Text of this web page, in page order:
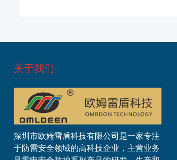
关于我们
深圳市欧姆雷盾科技有限公司是一家专注
于防雷安全领域的高科技企业，主营业务